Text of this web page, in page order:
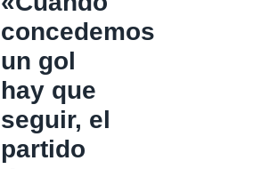
concedemos
un gol
hay que
seguir, el
partido